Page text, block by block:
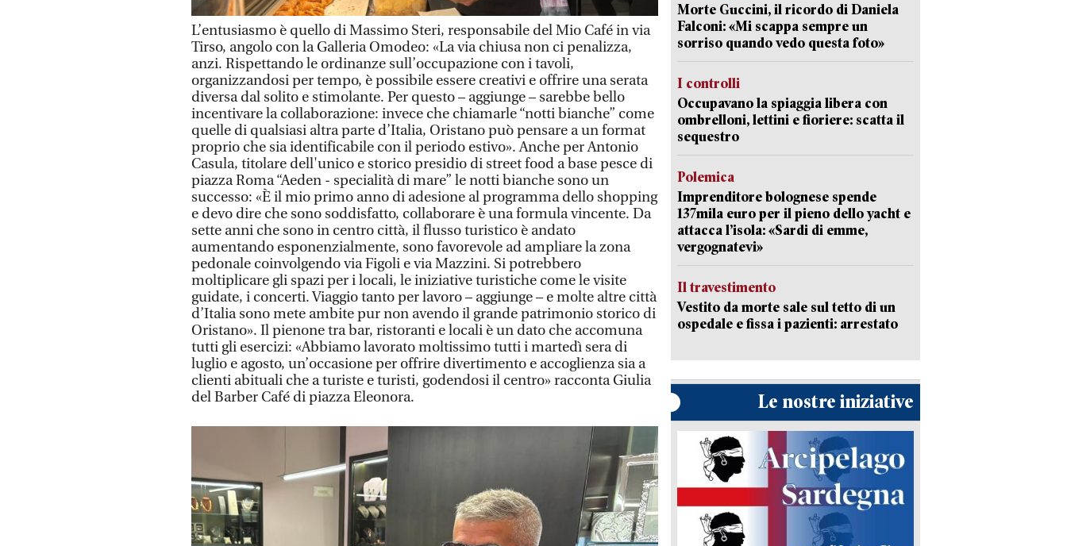
L’entusiasmo è quello di Massimo Steri, responsabile del Mio Café in via
Tirso, angolo con la Galleria Omodeo: «La via chiusa non ci penalizza,
anzi. Rispettando le ordinanze sull’occupazione con i tavoli,
organizzandosi per tempo, è possibile essere creativi e offrire una serata
diversa dal solito e stimolante. Per questo – aggiunge – sarebbe bello
incentivare la collaborazione: invece che chiamarle “notti bianche” come
quelle di qualsiasi altra parte d’Italia, Oristano può pensare a un format
proprio che sia identificabile con il periodo estivo». Anche per Antonio
Casula, titolare dell'unico e storico presidio di street food a base pesce di
piazza Roma “Aeden - specialità di mare” le notti bianche sono un
successo: «È il mio primo anno di adesione al programma dello shopping
e devo dire che sono soddisfatto, collaborare è una formula vincente. Da
sette anni che sono in centro città, il flusso turistico è andato
aumentando esponenzialmente, sono favorevole ad ampliare la zona
pedonale coinvolgendo via Figoli e via Mazzini. Si potrebbero
moltiplicare gli spazi per i locali, le iniziative turistiche come le visite
guidate, i concerti. Viaggio tanto per lavoro – aggiunge – e molte altre città
d’Italia sono mete ambite pur non avendo il grande patrimonio storico di
Oristano». Il pienone tra bar, ristoranti e locali è un dato che accomuna
tutti gli esercizi: «Abbiamo lavorato moltissimo tutti i martedì sera di
luglio e agosto, un’occasione per offrire divertimento e accoglienza sia a
clienti abituali che a turiste e turisti, godendosi il centro» racconta Giulia
del Barber Café di piazza Eleonora.
Morte Guccini, il ricordo di Daniela
Falconi: «Mi scappa sempre un
sorriso quando vedo questa foto»
I controlli
Occupavano la spiaggia libera con
ombrelloni, lettini e fioriere: scatta il
sequestro
Polemica
Imprenditore bolognese spende
137mila euro per il pieno dello yacht e
attacca l’isola: «Sardi di emme,
vergognatevi»
Il travestimento
Vestito da morte sale sul tetto di un
ospedale e fissa i pazienti: arrestato
Le nostre iniziative